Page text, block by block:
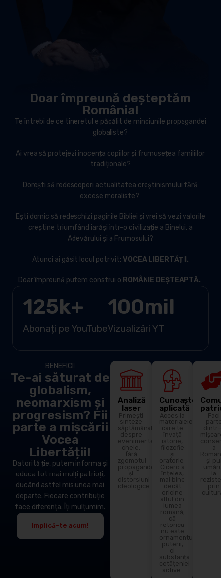
Doar împreună deșteptăm
România!
Te întrebi de ce tineretul e păcălit de minciunile propagandei
globaliste?
Ai vrea să protejezi inocența copiilor și frumusețea familiilor
tradiționale?
Dorești să redescoperi actualitatea creștinismului fără
excese moraliste?
Ești dornic să redeschizi paginile Bibliei și vrei să vezi valorile
creștine triumfând iarăși într-o civilizație a Binelui, a
Adevărului și a Frumosului?
Atunci ai găsit locul potrivit: VOCEA LIBERTĂȚII.
Doar împreună putem construi o ROMÂNIE DEȘTEAPTĂ.
Abonați pe YouTube
125k+
Vizualizări YT
100mil
BENEFICII
Te-ai săturat de
globalism,
neomarxism și
progresism? Fii
parte a mișcării
Vocea
Libertății!
Datorită ție, putem informa și
educa tot mai mulți patrioți,
ducând astfel misiunea mai
departe. Fiecare contribuție
face diferența. Îți mulțumim.
Implică-te acum!
Analiză
laser
Primești
sinteze
săptămânale
despre
evenimentele
cheie,
fără
zgomotul
propagandei
și
distorsiuni
ideologice.
Cunoaștere
aplicată
Acces la
materialele
care te
învață
istorie,
filozofie
și
oratorie.
Cicero a
înțeles,
mai bine
decât
oricine
altul din
lumea
romană,
că
retorica
nu este
ornamentul
puterii,
ci
substanța
cetățeniei
active.
Faci
a
și pui
la
prin